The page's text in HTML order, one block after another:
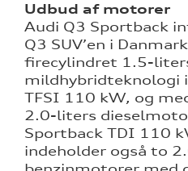
Udbud af motorer
Audi Q3 Sportback
Q3 SUV’en i
firecylindret 1.5-
mildhybridteknologi
TFSI 110 kW, og
2.0-liters
Sportback TDI 110
indeholder også to